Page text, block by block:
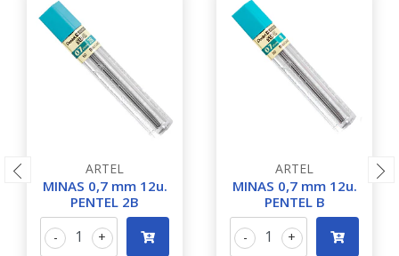
ARTEL
MINAS 0,7 mm 12u.
PENTEL 2B
+
-
ARTEL
MINAS 0,7 mm 12u.
PENTEL B
+
-